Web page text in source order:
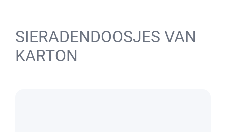
SIERADENDOOSJES VAN
KARTON